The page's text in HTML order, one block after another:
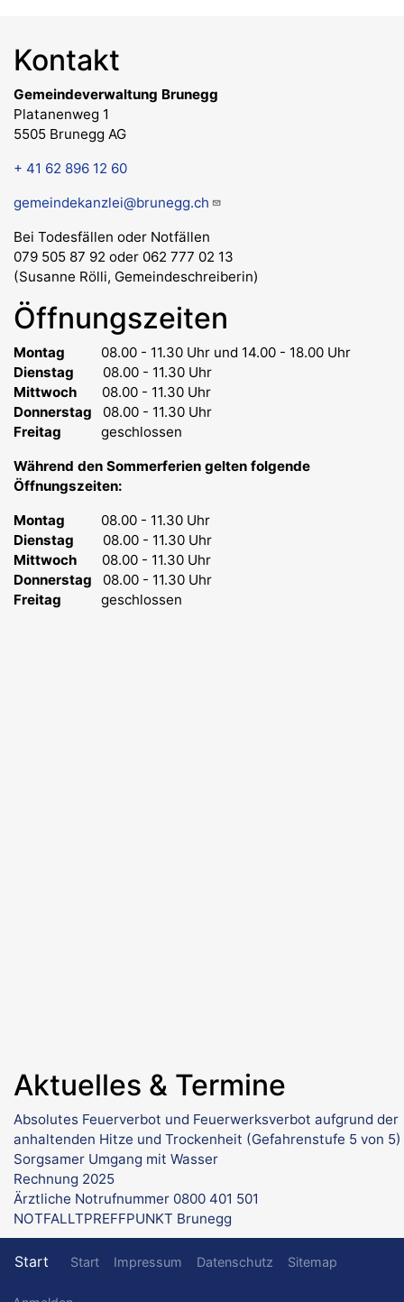
Kontakt
Gemeindeverwaltung Brunegg
Platanenweg 1
5505 Brunegg AG
+ 41 62 896 12 60
gemeindekanzlei@brunegg.ch
Bei Todesfällen oder Notfällen
079 505 87 92 oder 062 777 02 13
(Susanne Rölli, Gemeindeschreiberin)
Öffnungszeiten
Montag 08.00 - 11.30 Uhr und 14.00 - 18.00 Uhr
Dienstag 08.00 - 11.30 Uhr
Mittwoch 08.00 - 11.30 Uhr
Donnerstag 08.00 - 11.30 Uhr
Freitag geschlossen
Während den Sommerferien gelten folgende
Öffnungszeiten:
Montag 08.00 - 11.30 Uhr
Dienstag 08.00 - 11.30 Uhr
Mittwoch 08.00 - 11.30 Uhr
Donnerstag 08.00 - 11.30 Uhr
Freitag geschlossen
Aktuelles & Termine
Absolutes Feuerverbot und Feuerwerksverbot aufgrund der
anhaltenden Hitze und Trockenheit (Gefahrenstufe 5 von 5)
Sorgsamer Umgang mit Wasser
Rechnung 2025
Ärztliche Notrufnummer 0800 401 501
NOTFALLTPREFFPUNKT Brunegg
Fußzeilenmenü
Start Start Impressum Datenschutz Sitemap